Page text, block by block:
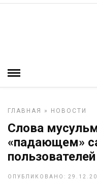
ГЛАВНАЯ » НОВОСТИ
Слова
«падающем»
ОПУБЛИКОВАНО: